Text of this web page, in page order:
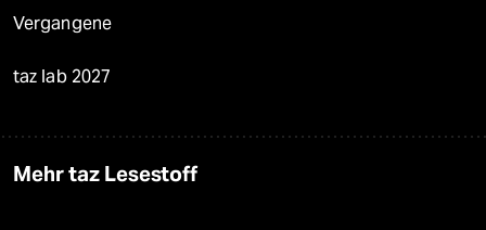
Vergangene
taz lab 2027
Mehr taz Lesestoff